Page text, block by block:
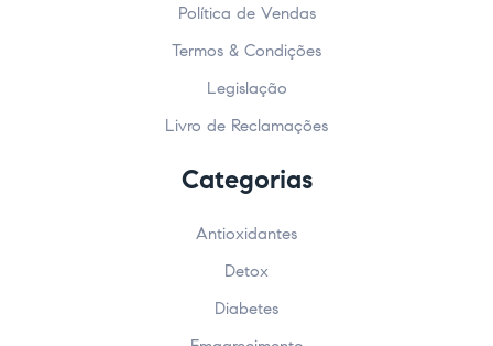
Política de Vendas
Termos & Condições
Legislação
Livro de Reclamações
Categorias
Antioxidantes
Detox
Diabetes